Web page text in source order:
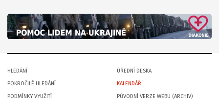
HLEDÁNÍ
POKROČILÉ HLEDÁNÍ
PODMÍNKY VYUŽITÍ
ÚŘEDNÍ DESKA
KALENDÁŘ
PŮVODNÍ VERZE WEBU (ARCHIV)